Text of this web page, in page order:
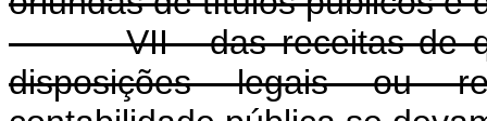
VII - das receitas de
disposições legais ou